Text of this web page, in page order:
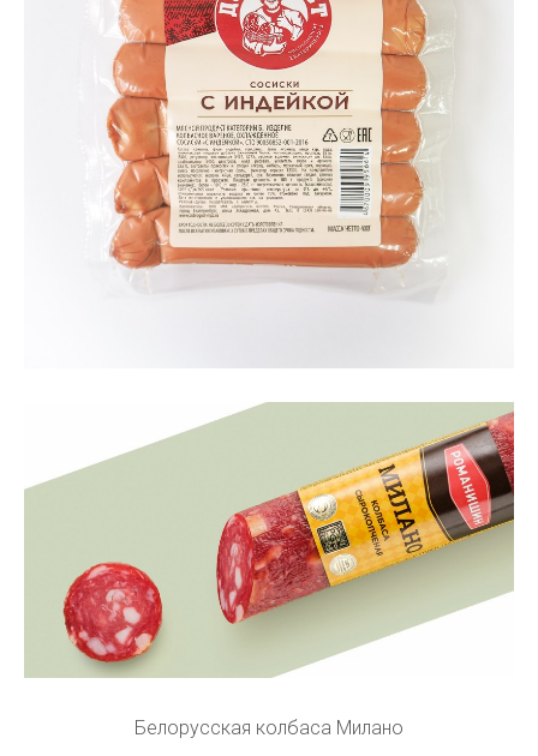
Белорусская колбаса Милано